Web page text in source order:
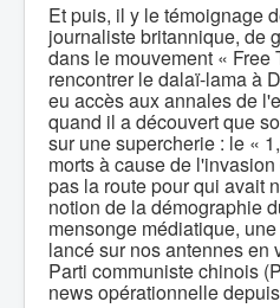
Et puis, il y le témoignage
journaliste britannique, de
dans le mouvement « Free
rencontrer le dalaï-lama à
eu accès aux annales de
quand il a découvert que
sur une supercherie : le «
morts à cause de
pas la route pour qui avait
notion de la démographie
mensonge médiatique,
lancé sur nos antennes en
Parti communiste chinois
news opérationnelle